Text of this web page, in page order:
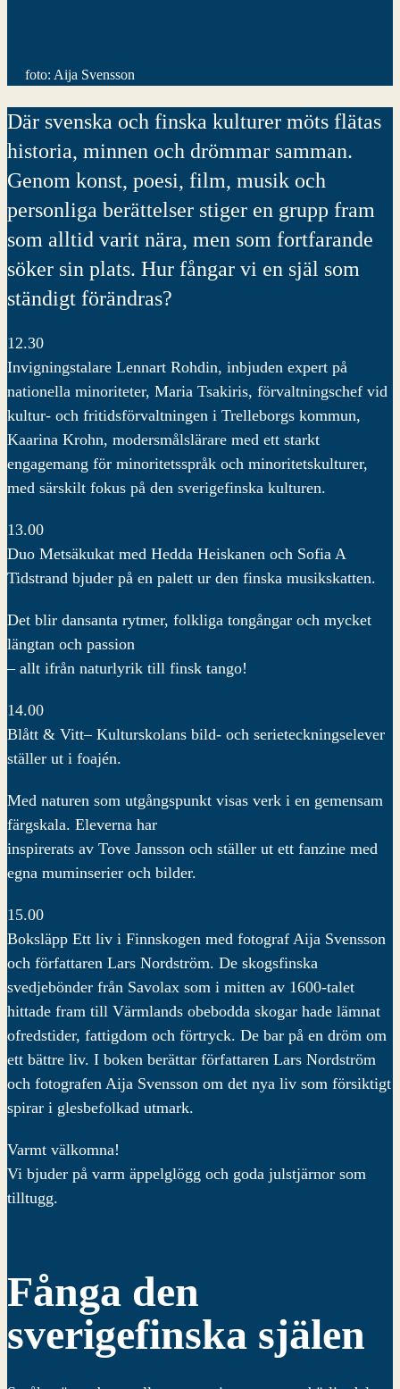
foto: Aija Svensson
Där svenska och finska kulturer möts flätas
historia, minnen och drömmar samman.
Genom konst, poesi, film, musik och
personliga berättelser stiger en grupp fram
som alltid varit nära, men som fortfarande
söker sin plats. Hur fångar vi en själ som
ständigt förändras?
12.30
Invigningstalare Lennart Rohdin, inbjuden expert på
nationella minoriteter, Maria Tsakiris, förvaltningschef vid
kultur- och fritidsförvaltningen i Trelleborgs kommun,
Kaarina Krohn, modersmålslärare med ett starkt
engagemang för minoritetsspråk och minoritetskulturer,
med särskilt fokus på den sverigefinska kulturen.
13.00
Duo Metsäkukat med Hedda Heiskanen och Sofia A
Tidstrand bjuder på en palett ur den finska musikskatten.
Det blir dansanta rytmer, folkliga tongångar och mycket
längtan och passion
– allt ifrån naturlyrik till finsk tango!
14.00
Blått & Vitt– Kulturskolans bild- och serieteckningselever
ställer ut i foajén.
Med naturen som utgångspunkt visas verk i en gemensam
färgskala. Eleverna har
inspirerats av Tove Jansson och ställer ut ett fanzine med
egna muminserier och bilder.
15.00
Boksläpp Ett liv i Finnskogen med fotograf Aija Svensson
och författaren Lars Nordström. De skogsfinska
svedjebönder från Savolax som i mitten av 1600-talet
hittade fram till Värmlands obebodda skogar hade lämnat
ofredstider, fattigdom och förtryck. De bar på en dröm om
ett bättre liv. I boken berättar författaren Lars Nordström
och fotografen Aija Svensson om det nya liv som försiktigt
spirar i glesbefolkad utmark.
Varmt välkomna!
Vi bjuder på varm äppelglögg och goda julstjärnor som
tilltugg.
Fånga den
sverigefinska själen